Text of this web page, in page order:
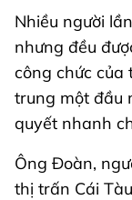
Nhiều người
nhưng đều
công chức của
trung một đầu
quyết nhanh
Ông Đoàn,
thị trấn Cái